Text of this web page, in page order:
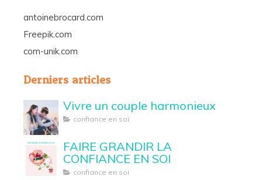
antoinebrocard.com
Freepik.com
com-unik.com
Derniers articles
Vivre un couple harmonieux
confiance en soi
FAIRE GRANDIR LA
CONFIANCE EN SOI
confiance en soi